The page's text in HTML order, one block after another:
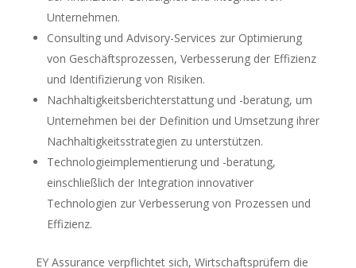
Unternehmen.
Consulting und Advisory-Services zur Optimierung
von Geschäftsprozessen, Verbesserung der Effizienz
und Identifizierung von Risiken.
Nachhaltigkeitsberichterstattung und -beratung, um
Unternehmen bei der Definition und Umsetzung ihrer
Nachhaltigkeitsstrategien zu unterstützen.
Technologieimplementierung und -beratung,
einschließlich der Integration innovativer
Technologien zur Verbesserung von Prozessen und
Effizienz.
EY Assurance verpflichtet sich, Wirtschaftsprüfern die